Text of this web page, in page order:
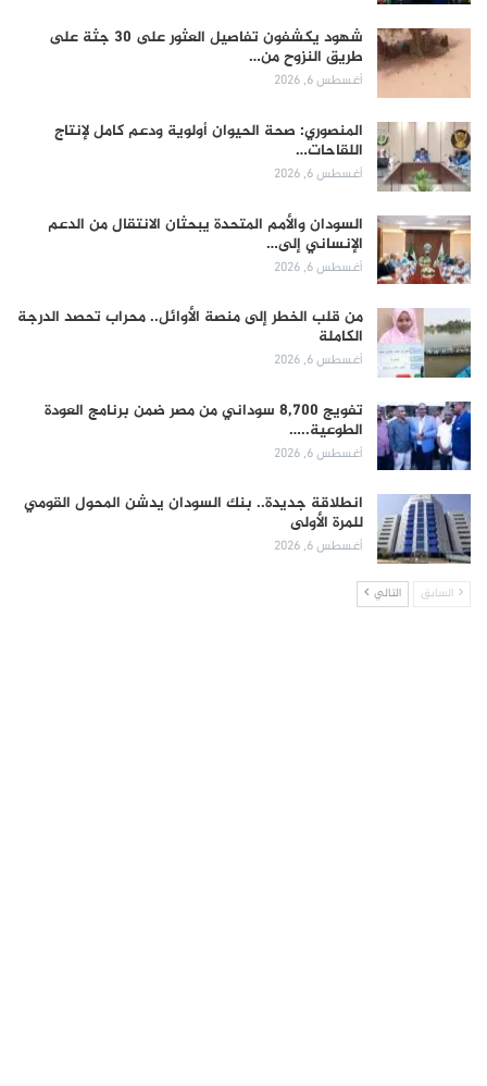
شهود يكشفون تفاصيل العثور على 30 جثة على
طريق النزوح من…
أغسطس 6, 2026
المنصوري: صحة الحيوان أولوية ودعم كامل لإنتاج
اللقاحات…
أغسطس 6, 2026
السودان والأمم المتحدة يبحثان الانتقال من الدعم
الإنساني إلى…
أغسطس 6, 2026
من قلب الخطر إلى منصة الأوائل.. محراب تحصد الدرجة
الكاملة
أغسطس 6, 2026
تفويج 8,700 سوداني من مصر ضمن برنامج العودة
الطوعية..…
أغسطس 6, 2026
انطلاقة جديدة.. بنك السودان يدشن المحول القومي
للمرة الأولى
أغسطس 6, 2026
السابق التالي